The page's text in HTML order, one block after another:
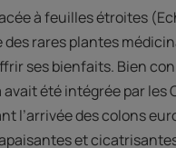
à feuilles étroites
des rares plantes
ses bienfaits. Bien
été intégrée par les
l’arrivée des colons
et